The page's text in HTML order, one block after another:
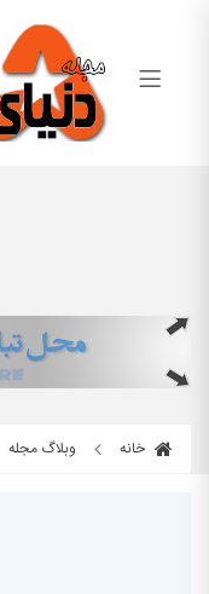
خانه وبلاگ مجله